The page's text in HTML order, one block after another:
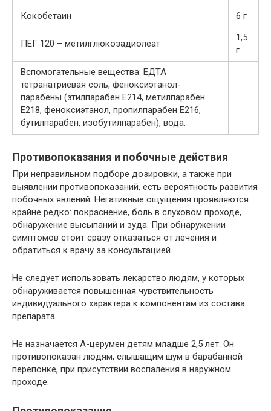
Кокобетаин
6 г
ПЕГ 120 – метилглюкозадиолеат
1,5
г
Вспомогательные вещества: ЕДTA
тетранатриевая соль, феноксиэтанол-
парабены (этилпарабен Е214, метилпарабен
Е218, феноксиэтанол, пропилпарабен Е216,
бутилпарабен, изобутилпарабен), вода.
Противопоказания и побочные действия
При неправильном подборе дозировки, а также при
выявлении противопоказаний, есть вероятность развития
побочных явлений. Негативные ощущения проявляются
крайне редко: покраснение, боль в слуховом проходе,
обнаружение высыпаний и зуда. При обнаружении
симптомов стоит сразу отказаться от лечения и
обратиться к врачу за консультацией.
Не следует использовать лекарство людям, у которых
обнаруживается повышенная чувствительность
индивидуального характера к компонентам из состава
препарата.
Не назначается А-церумен детям младше 2,5 лет. Он
противопоказан людям, слышащим шум в барабанной
перепонке, при присутствии воспаления в наружном
проходе.